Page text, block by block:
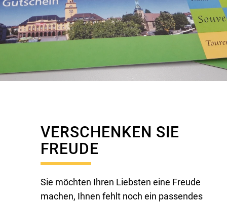
VERSCHENKEN SIE
FREUDE
Sie möchten Ihren Liebsten eine Freude
machen, Ihnen fehlt noch ein passendes